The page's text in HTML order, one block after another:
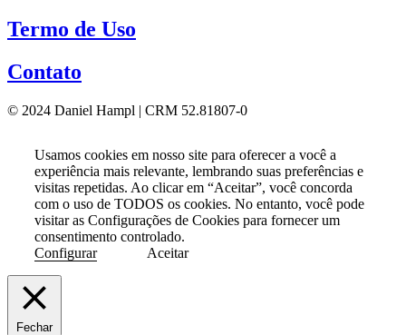
Termo de Uso
Contato
© 2024 Daniel Hampl | CRM 52.81807-0
Usamos cookies em nosso site para oferecer a você a
experiência mais relevante, lembrando suas preferências e
visitas repetidas. Ao clicar em “Aceitar”, você concorda
com o uso de TODOS os cookies. No entanto, você pode
visitar as Configurações de Cookies para fornecer um
consentimento controlado.
Configurar
Aceitar
Fechar